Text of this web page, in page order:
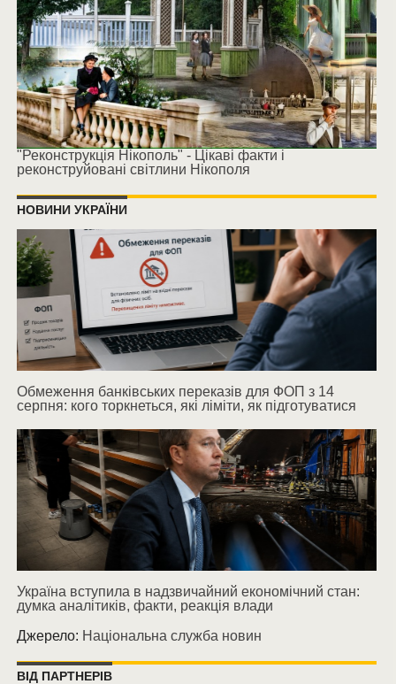
"Реконструкція Нікополь" - Цікаві факти і
реконструйовані світлини Нікополя
НОВИНИ УКРАЇНИ
Обмеження банківських переказів для ФОП з 14
серпня: кого торкнеться, які ліміти, як підготуватися
Україна вступила в надзвичайний економічний стан:
думка аналітиків, факти, реакція влади
Джерело: Національна служба новин
ВІД ПАРТНЕРІВ